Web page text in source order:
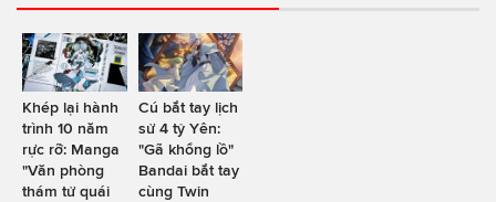
Khép lại hành
trình 10 năm
rực rỡ: Manga
"Văn phòng
thám tử quái
Cú bắt tay lịch
sử 4 tỷ Yên:
"Gã khổng lồ"
Bandai bắt tay
cùng Twin